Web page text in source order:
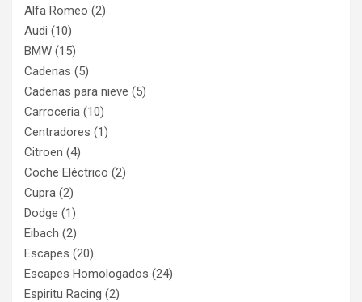
Alfa Romeo (2)
Audi (10)
BMW (15)
Cadenas (5)
Cadenas para nieve (5)
Carroceria (10)
Centradores (1)
Citroen (4)
Coche Eléctrico (2)
Cupra (2)
Dodge (1)
Eibach (2)
Escapes (20)
Escapes Homologados (24)
Espiritu Racing (2)